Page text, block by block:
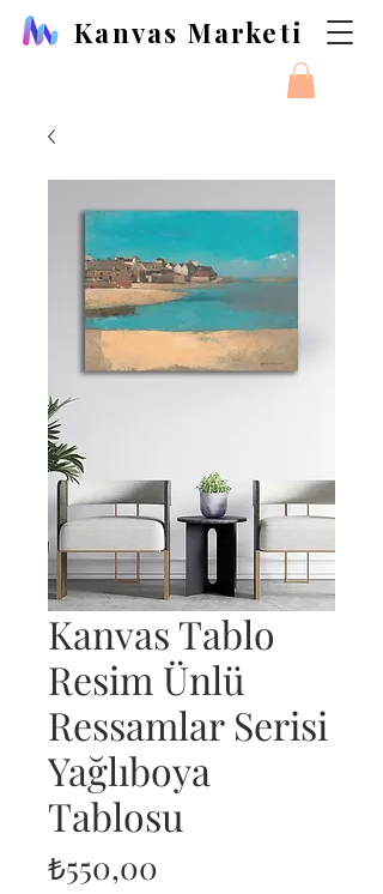
Kanvas Marketi
Kanvas Tablo
Resim Ünlü
Ressamlar Serisi
Yağlıboya
Tablosu
₺550,00